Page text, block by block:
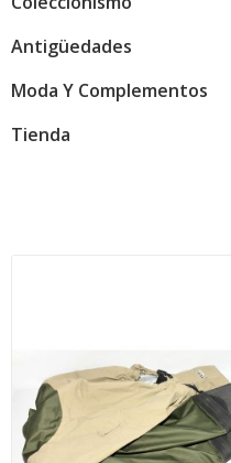
Antigüedades
Moda Y Complementos
Tienda